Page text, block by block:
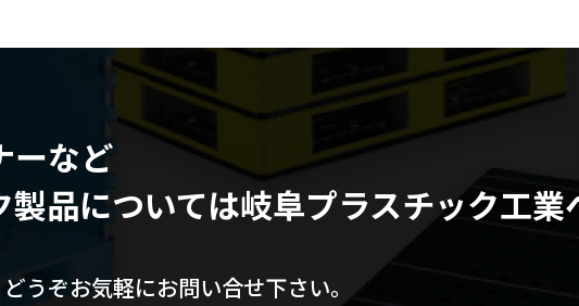
ーなど
品については岐阜プラスチック工業
どうぞお気軽にお問い合せ下さい。